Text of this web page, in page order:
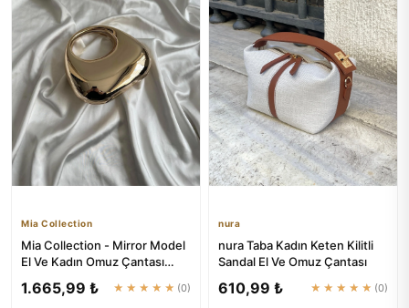
Mia Collection
Mia Collection - Mirror Model
El Ve Kadın Omuz Çantası
1.665,99 ₺ ★★★★★ (0)
nura
nura Taba Kadın Keten Kilitli
Sandal El Ve Omuz Çantası
610,99 ₺ ★★★★★ (0)